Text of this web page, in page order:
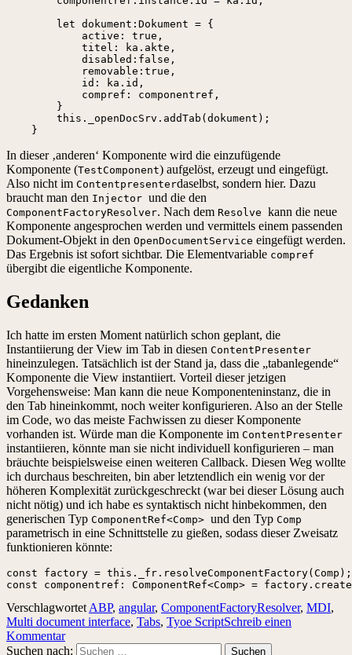
        let dokument:Dokument = {
            active: true,
            titel: ka.akte,
            disabled:false,
            removable:true,
            id: ka.id,
            compref: componentref,
        }
        this._openDocSrv.addTab(dokument);
    }
In dieser ‚anderen‘ Komponente wird die einzufügende
Komponente (TestComponent) aufgelöst, erzeugt und eingefügt.
Also nicht im Contentpresenterdaselbst, sondern hier. Dazu
braucht man den Injector und die den
ComponentFactoryResolver. Nach dem Resolve kann die neue
Komponente angesprochen werden und vermittels einem passenden
Dokument-Objekt in den OpenDocumentService eingefügt werden.
Das Ergebnis ist sofort sichtbar. Die Elementvariable compref
übergibt die eigentliche Komponente.
Gedanken
Ich hatte im ersten Moment natürlich schon geplant, die
Instantiierung der View im Tab in diesen ContentPresenter
hineinzulegen. Tatsächlich ist der Stand ja, dass die „tabanlegende“
Komponente die View instantiiert. Vorteil dieser jetzigen
Vorgehensweise: Man kann die neue Komponenteninstanz, die in
den Tab hineinkommt, noch weiter konfigurieren. Also an der Stelle
im Code, wo das meiste Fachwissen zu dieser Komponente
vorhanden ist. Würde man die Komponente im ContentPresenter
instantiieren, könnte man sie nicht individuell konfigurieren – man
bräuchte beispielsweise einen weiteren Callback. Diesen Weg wollte
ich durchaus beschreiten, bin aber letztendlich ein wenig vor der
höheren Komplexität zurückgeschreckt (war bei dieser Lösung auch
nicht nötig) und ich habe es syntaktisch nicht hinbekommen, den
generischen Typ ComponentRef<Comp> und den Typ Comp
parametrisch in eine Schnittstelle zu gießen, sodass dieser Zweisatz
funktionieren könnte:
const factory = this._fr.resolveComponentFactory(Comp);
const componentref: ComponentRef<Comp> =
Verschlagwortet ABP, angular, ComponentFactoryResolver, MDI,
Multi document interface, Tabs, Tyoe ScriptSchreib einen
Kommentar
Suchen nach: